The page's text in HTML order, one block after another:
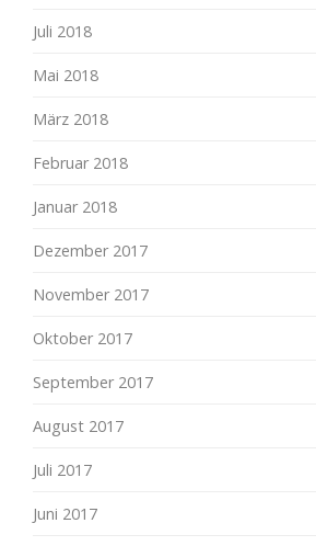
Juli 2018
Mai 2018
März 2018
Februar 2018
Januar 2018
Dezember 2017
November 2017
Oktober 2017
September 2017
August 2017
Juli 2017
Juni 2017